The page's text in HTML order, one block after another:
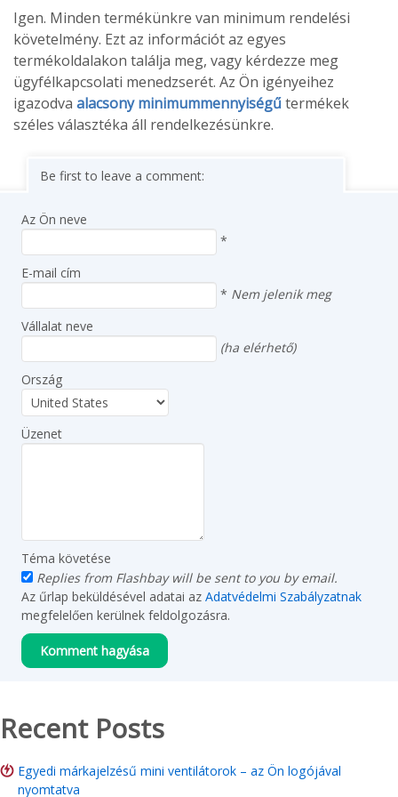
Igen. Minden termékünkre van minimum rendelési
követelmény. Ezt az információt az egyes
termékoldalakon találja meg, vagy kérdezze meg
ügyfélkapcsolati menedzserét. Az Ön igényeihez
igazodva alacsony minimummennyiségűtermékek
széles választéka áll rendelkezésünkre.
Be first to leave a comment:
Az Ön neve
*
E-mail cím
* Nem jelenik meg
Vállalat neve
(ha elérhető)
Ország
Üzenet
Téma követése
Replies from Flashbay will be sent to you by email.
Az űrlap beküldésével adatai az Adatvédelmi Szabályzatnak
megfelelően kerülnek feldolgozásra.
Recent Posts
Egyedi márkajelzésű mini ventilátorok – az Ön logójával
nyomtatva